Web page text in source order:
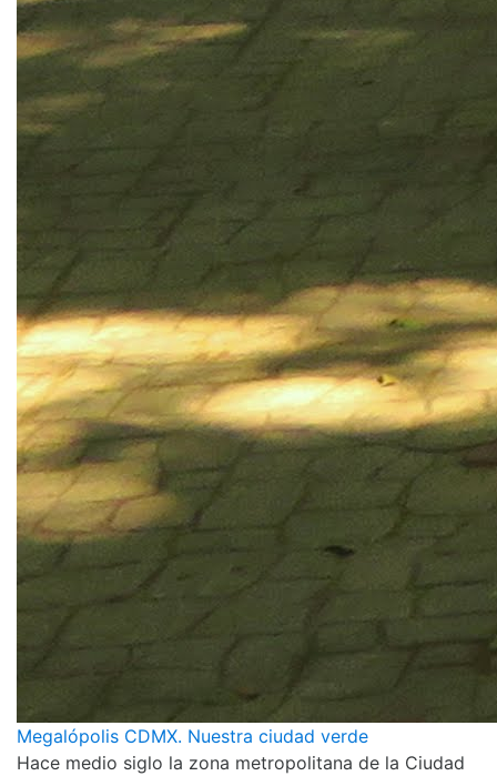
Megalópolis CDMX. Nuestra ciudad verde
Hace medio siglo la zona metropolitana de la Ciudad